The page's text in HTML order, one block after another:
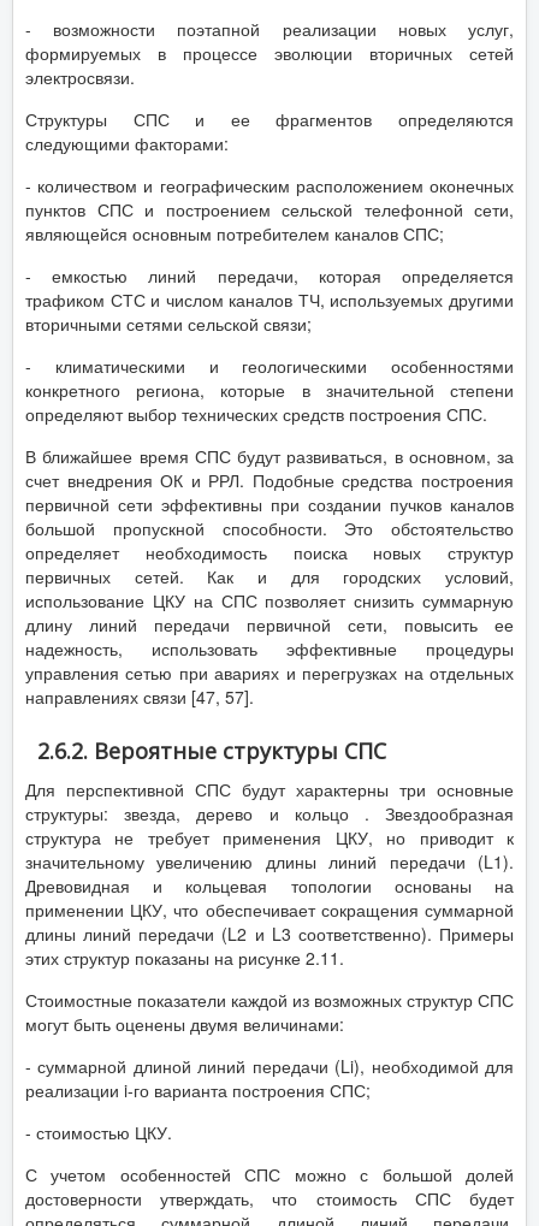
- возможности поэтапной реализации новых услуг,
формируемых в процессе эволюции вторичных сетей
электросвязи.
Структуры СПС и ее фрагментов определяются
следующими факторами:
- количеством и географическим расположением оконечных
пунктов СПС и построением сельской телефонной сети,
являющейся основным потребителем каналов СПС;
- емкостью линий передачи, которая определяется
трафиком СТС и числом каналов ТЧ, используемых другими
вторичными сетями сельской связи;
- климатическими и геологическими особенностями
конкретного региона, которые в значительной степени
определяют выбор технических средств построения СПС.
В ближайшее время СПС будут развиваться, в основном, за
счет внедрения ОК и РРЛ. Подобные средства построения
первичной сети эффективны при создании пучков каналов
большой пропускной способности. Это обстоятельство
определяет необходимость поиска новых структур
первичных сетей. Как и для городских условий,
использование ЦКУ на СПС позволяет снизить суммарную
длину линий передачи первичной сети, повысить ее
надежность, использовать эффективные процедуры
управления сетью при авариях и перегрузках на отдельных
направлениях связи [47, 57].
2.6.2. Вероятные структуры СПС
Для перспективной СПС будут характерны три основные
структуры: звезда, дерево и кольцо . Звездообразная
структура не требует применения ЦКУ, но приводит к
значительному увеличению длины линий передачи (L1).
Древовидная и кольцевая топологии основаны на
применении ЦКУ, что обеспечивает сокращения суммарной
длины линий передачи (L2 и L3 соответственно). Примеры
этих структур показаны на рисунке 2.11.
Стоимостные показатели каждой из возможных структур СПС
могут быть оценены двумя величинами:
- суммарной длиной линий передачи (Li), необходимой для
реализации i-го варианта построения СПС;
- стоимостью ЦКУ.
С учетом особенностей СПС можно с большой долей
достоверности утверждать, что стоимость СПС будет